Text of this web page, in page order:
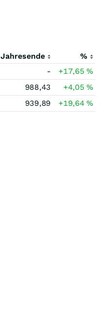
Jahresende
%
- +17,65%
988,43 +4,05%
939,89 +19,64%